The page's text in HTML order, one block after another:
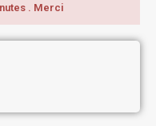
. Merci